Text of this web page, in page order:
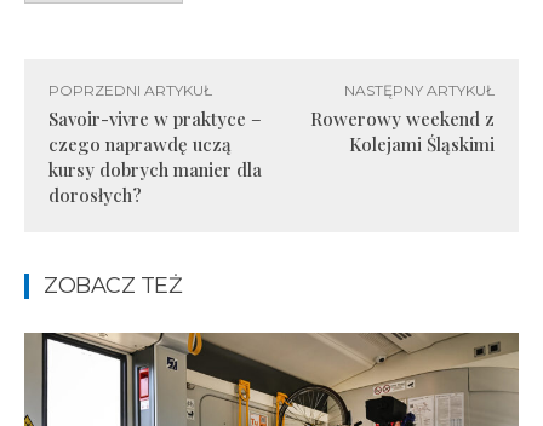
POPRZEDNI ARTYKUŁ
Savoir-vivre w praktyce –
czego naprawdę uczą
kursy dobrych manier dla
dorosłych?
NASTĘPNY ARTYKUŁ
Rowerowy weekend z
Kolejami Śląskimi
ZOBACZ TEŻ